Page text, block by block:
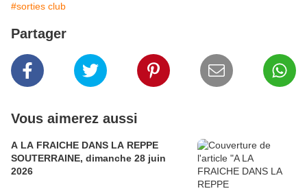
#sorties club
Partager
Vous aimerez aussi
A LA FRAICHE DANS LA REPPE
SOUTERRAINE, dimanche 28 juin
2026